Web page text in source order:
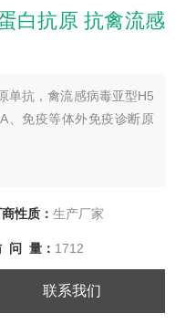
白抗原 抗禽流感
单抗，禽流感病毒亚型H5
、免疫等体外免疫诊断原
性质： 生产厂家
问 量： 1712
联系我们